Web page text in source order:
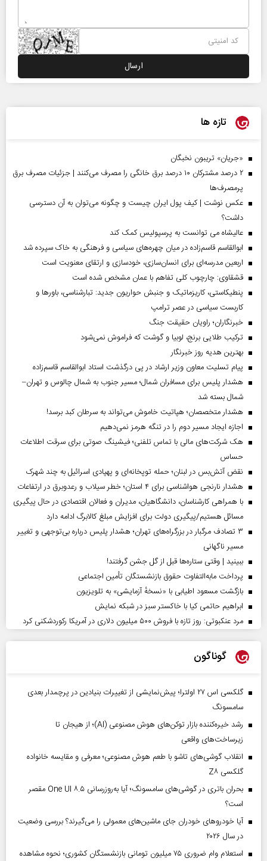
تازه ها
«جریان» تریبون نخبگان
۲ درصد مشترکان ۱۰ درصد برق خانگی را مصرف می‌کنند | جزئیات مصرف برق
پرمصرف‌ها
عکس نوشت | کیف پول ایران چیست و چگونه می‌توان به آن دسترسی
داشت؟
عالیشاه می توانست به پرسپولیس کمک کند
ابوالقاسم قاسم‌زاده در میان چهره‌های سیاسی و فرهنگی به خاک سپرده شد
اربعین مدرسه‌ای برای انسان‌سازی، خودسازی و ارتقای معنویت است
قشقاوی: چارچوب کلی تفاهم با عمان مشخص شده است
پنطیکاستی، کاریزماتیک و جنبش حواریون جدید: تبارشناسی، باور‌ها و
کاربست سیاسی در عصر ترامپ
خبرنگاران؛ راویان حقیقت جنگ
ترکیب طلایی برنج، لوبیا و گوشت که فراموش نمی‌شود
بهترین هدیه روز خبرنگار
پیام تسلیت معاون وزیر ارشاد در پی درگذشت استاد ابوالقاسم قاسم‌زاده
هشدار پلیس برای مسافران شمال؛ مسیر جنوب به شمال چالوس و تهران–
شمال بسته شد
هشدار متخصصان؛ هپاتیت خاموش می‌تواند به سرطان کبد برسد!
اجازه ایجاد مسیر دوم را در تنگه هرمز نمی‌دهیم
هک شرکت‌های مالی با تماس تلفنی؛ فیشینگ صوتی برای سرقت اطلاعات
حساس
نقض آتش‌بس در لبنان؛ حمله توپخانه‌ای و پهپادی اسرائیل به چند شهرک
هشدار نارنجی هواشناسی برای ۴ استان؛ خطر سیلاب و رعدوبرق در ارتفاعات
با همراهی کارشناسان، دانشگاهیان، مدیران و فعالان اقتصادی در حال پیگیری
مسائل هستیم/پیگیری دولت برای افزایش مبلغ کالابرگ ادامه دارد
۳ تصادف مرگبار در بزرگراه‌های تهران؛ هشدار پلیس درباره بی‌توجهی و تغییر
مسیر ناگهانی
ببینید | وقتی ستاره‌ها قبل از گل جشن گرفتند!
پرداخت مابه‌التفاوت حقوق بازنشستگان تأمین اجتماعی
بازگشت مسعود اطیابی با «نسخهٔ آزمایشی» به تلویزیون
ابراهیم حاتمی کیا با خاکستر سبز در شبکه نمایش
مرد عنکبوتی: روز تازه با فروش ۵۰۰ میلیون دلاری در آمریکا رکوردشکنی کرد
گوناگون
گلکسی اس ۲۷ اولترا؛ پیش‌نمایشی از تغییرات بنیادین در پرچمدار بعدی
سامسونگ
رشد خیره‌کننده بازار توکن‌های هوش مصنوعی (AI)؛ از هیجان تا
زیرساخت‌های واقعی
انقلاب گوشی‌های تاشو‌ با طعم هوش مصنوعی؛ معرفی و مقایسه خانواده
گلکسی Z۸
بحران باتری در گوشی‌های سامسونگ؛ آیا به‌روزرسانی One UI ۸.۵ مقصر
است؟
آیا خودروهای خودران جای ماشین‌های معمولی را می‌گیرند؟ بررسی وضعیت
در سال ۲۰۲۶
استعلام وام ضروری ۷۵ میلیون تومانی بازنشستگان کشوری؛ نحوه مشاهده